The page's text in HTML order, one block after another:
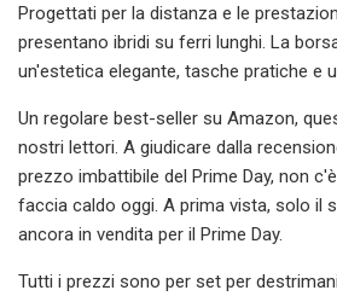
Progettati per la distanza e le
presentano ibridi su ferri lunghi. La
un'estetica elegante, tasche pratiche e
Un regolare best-seller su Amazon,
nostri lettori. A giudicare dalla
prezzo imbattibile del Prime Day, non
faccia caldo oggi. A prima vista, solo il
ancora in vendita per il Prime Day.
Tutti i prezzi sono per set per